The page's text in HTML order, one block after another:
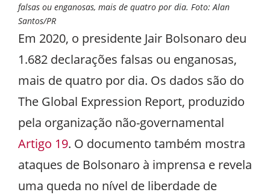
falsas ou enganosas, mais de quatro por dia. Foto: Alan
Santos/PR
Em 2020, o presidente Jair Bolsonaro deu
1.682 declarações falsas ou enganosas,
mais de quatro por dia. Os dados são do
The Global Expression Report, produzido
pela organização não-governamental
Artigo 19. O documento também mostra
ataques de Bolsonaro à imprensa e revela
uma queda no nível de liberdade de